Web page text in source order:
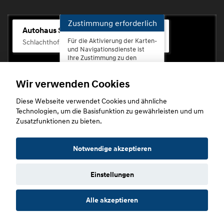
Autohaus Scherhag
Schlachthofstr. 68, 56073 Koblenz-Rauental
Zustimmung erforderlich
Für die Aktivierung der Karten-
und Navigationsdienste ist
Ihre Zustimmung zu den
erforderlich.
Zustimmen
Copyright © 2026. Autohaus Scherhag
Datenschutz Impressum
Wir verwenden Cookies
Diese Webseite verwendet Cookies und ähnliche
Technologien, um die Basisfunktion zu gewährleisten und um
Zusatzfunktionen zu bieten.
Notwendige akzeptieren
Einstellungen
Alle akzeptieren